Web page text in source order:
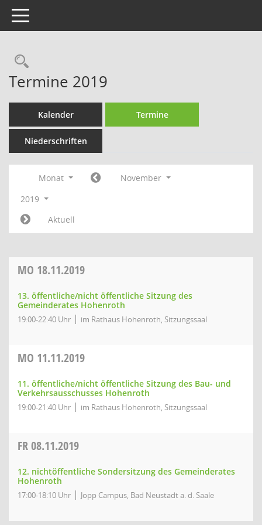
Toggle navigation
Rechercheauswahl
Termine 2019
Kalender Termine
Niederschriften
Monat
November
2019
Aktuell
MO 18.11.2019
13. öffentliche/nicht öffentliche Sitzung des
Gemeinderates Hohenroth
19:00-22:40 Uhr im Rathaus Hohenroth, Sitzungssaal
MO 11.11.2019
11. öffentliche/nicht öffentliche Sitzung des Bau- und
Verkehrsausschusses Hohenroth
19:00-21:40 Uhr im Rathaus Hohenroth, Sitzungssaal
FR08.11.2019
12. nichtöffentliche Sondersitzung des Gemeinderates
Hohenroth
17:00-18:10 Uhr Jopp Campus, Bad Neustadt a. d. Saale